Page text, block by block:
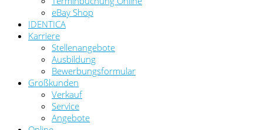
eBay Shop
IDENTICA
Karriere
Stellenangebote
Ausbildung
Bewerbungsformular
Großkunden
Verkauf
Service
Angebote